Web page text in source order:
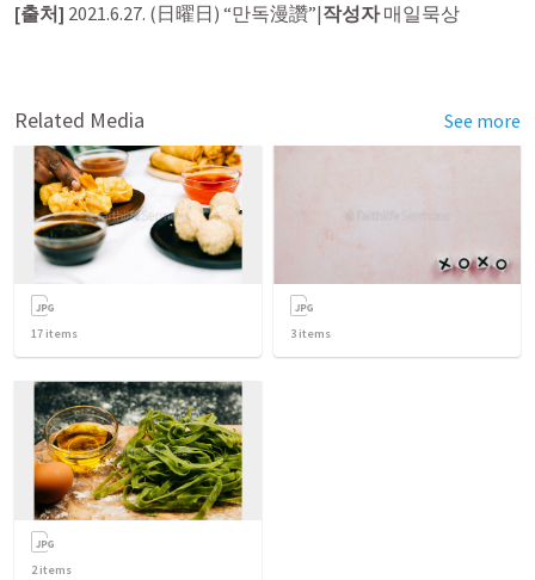
[출처] 2021.6.27. (日曜日) “만독漫讚”|작성자 매일묵상
Related Media See more
17 items 3 items
2items